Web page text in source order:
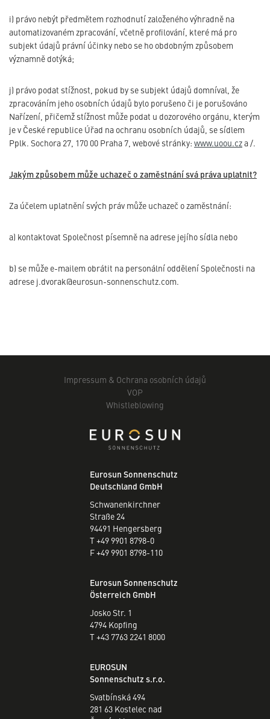
i) právo nebýt předmětem rozhodnutí založeného výhradně na
automatizovaném zpracování, včetně profilování, které má pro
subjekt údajů právní účinky nebo se ho obdobným způsobem
významně dotýká;
j) právo podat stížnost, pokud by se subjekt údajů domníval, že
zpracováním jeho osobních údajů bylo porušeno či je porušováno
Nařízení, přičemž stížnost může podat u dozorového orgánu, kterým
je v České republice Úřad na ochranu osobních údajů, se sídlem
Pplk. Sochora 27, 170 00 Praha 7, webové stránky: www.uoou.cza /.
Jakým způsobem může uchazeč o zaměstnání svá práva uplatnit?
Za účelem uplatnění svých práv může uchazeč o zaměstnání:
a) kontaktovat Společnost písemně na adrese jejího sídla nebo
b) se může e-mailem obrátit na personální oddělení Společnosti na
adrese j.dvorak@eurosun-sonnenschutz.com.
Impressum & Ochrana osobních údajů
VOP
Whistleblowing
Eurosun Sonnenschutz
Deutschland GmbH
Schwanenkirchner
Straße 24
94491 Hengersberg
T +49 9901 8798-0
F +49 9901 8798-110
Eurosun Sonnenschutz
Österreich GmbH
Josko Str. 1
4794 Kopfing
T +43 7763 2241 8000
EUROSUN
Sonnenschutz s.r.o.
Svatbínská 494
281 63 Kostelec nad